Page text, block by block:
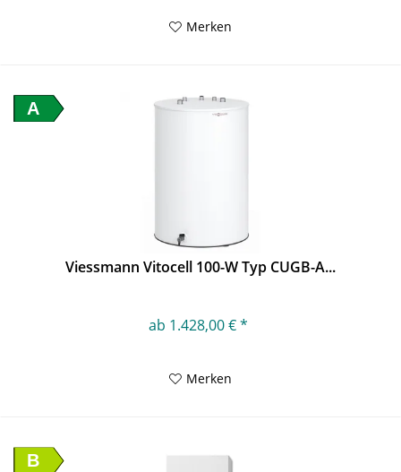
Merken
A
Viessmann Vitocell 100-W Typ CUGB-A...
ab 1.428,00 € *
Merken
B